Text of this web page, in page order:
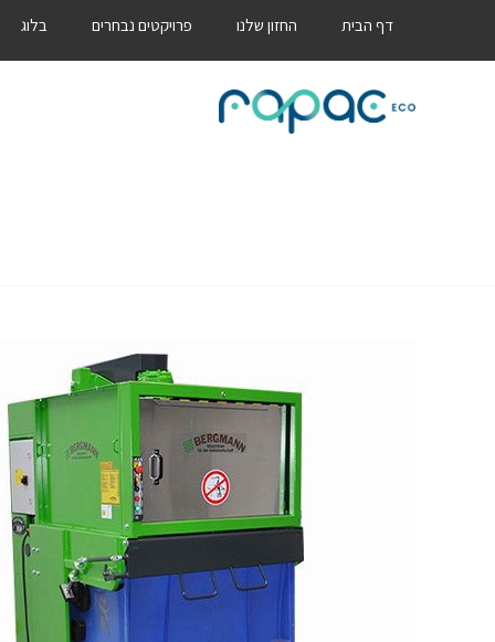
דף הבית החזון שלנו פרויקטים נבחרים בלוג